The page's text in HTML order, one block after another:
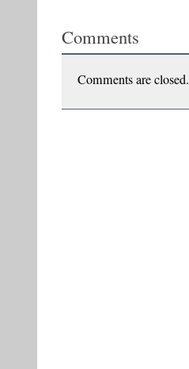
–
Comments
Comments are closed.